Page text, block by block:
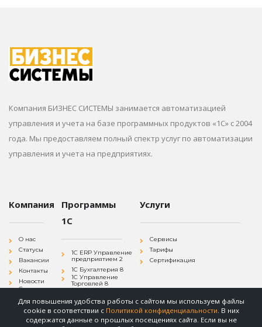
Компания БИЗНЕС СИСТЕМЫ занимается автоматизацией
управления и учета на базе программных продуктов «1С» с 2004
года. Мы предоставляем полный спектр услуг по автоматизации
управления и учета на предприятиях.
Компания
О нас
Статусы
Вакансии
Контакты
Новости
Согласие на
персональных
данных
конфиденциальности
Программы
1С
1С ERP Управление
предприятием 2
1С Бухгалтерия 8
1С Управление
Торговлей 8
Управление
Персоналом 8
1С
Документооборот 8
Услуги
Сервисы
Тарифы
Сертификация
Для повышения удобства работы с сайтом мы используем файлы
cookie в соответствии с Политикой конфиденциальности. В них
содержатся данные о прошлых посещениях сайта. Если вы не